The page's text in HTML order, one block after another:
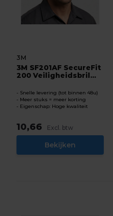
3M
3M SF201AF SecureFit
200 Veiligheidsbril...
Snelle levering (tot binnen 48u)
Meer stuks = meer korting
Eigenschap: Hoge kwaliteit
10,66 Excl. btw
Bekijken